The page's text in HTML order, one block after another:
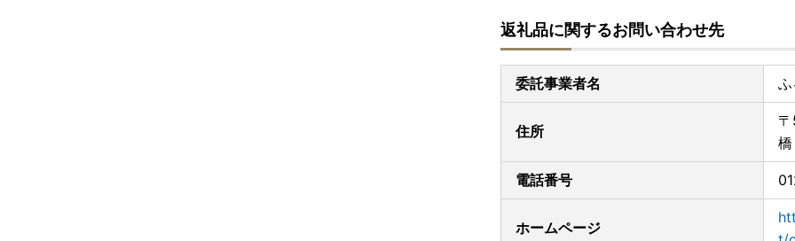
返礼品に関するお問い合わせ先
委託事業者名
住所
電話番号
ホームページ